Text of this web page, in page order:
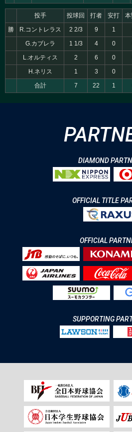
投手 投球回 打者 安打
勝
R.コントレラス 2 2/3 9 1
G.カブレラ
1 1/3 4 0
L.オルティス
2 6 0
H.ネリス
1 3 0
合計
7 22 1
DIAMOND
OFFICIAL TITLE
OFFICIAL
SUPPORTING